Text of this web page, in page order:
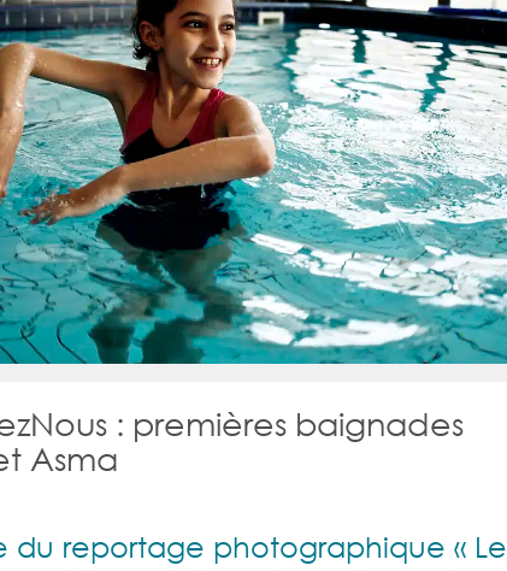
: premières baignades
Asma
du reportage photographique « Le